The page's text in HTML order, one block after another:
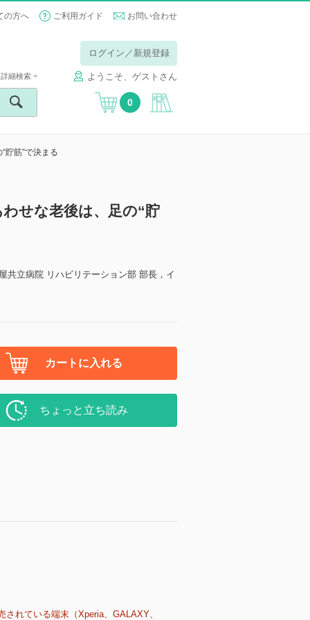
の方へ ご利用ガイド お問い合わせ
ログイン／新規登録
ようこそ、ゲストさん
詳細検索
0
貯筋”で決まる
せな老後は、足の“貯
共立病院 リハビリテーション部 部長，イ
カートに入れる
ちょっと立ち読み
れている端末（Xperia、GALAXY、